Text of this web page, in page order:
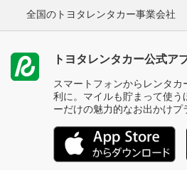
全国のトヨタレンタカー事業会社
トヨタレンタカー公式ア
スマートフォンからレンタ
利に。マイルも貯まって使う
ーだけの魅力的なお出かけプ